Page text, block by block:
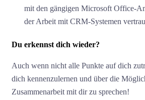
mit den gängigen Microsoft Office-
der Arbeit mit CRM-Systemen
Du erkennst dich wieder?
Auch wenn nicht alle Punkte auf dich
dich kennenzulernen und über die
Zusammenarbeit mit dir zu sprechen!